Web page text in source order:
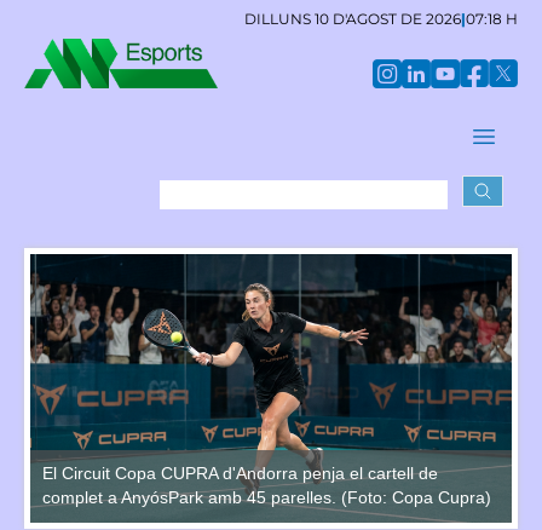
DILLUNS 10 D'AGOST DE 2026|07:18 H
El Circuit Copa CUPRA d'Andorra penja el cartell de
complet a AnyósPark amb 45 parelles. (Foto: Copa Cupra)